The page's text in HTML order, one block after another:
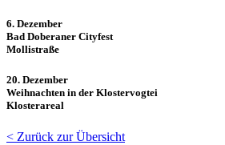
6. Dezember
Bad Doberaner Cityfest
Mollistraße
20. Dezember
Weihnachten in der Klostervogtei
Klosterareal
< Zurück zur Übersicht